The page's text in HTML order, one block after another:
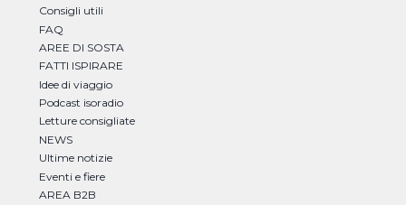
Consigli utili
FAQ
AREE DI SOSTA
FATTI ISPIRARE
Idee di viaggio
Podcast isoradio
Letture consigliate
NEWS
Ultime notizie
Eventi e fiere
AREA B2B